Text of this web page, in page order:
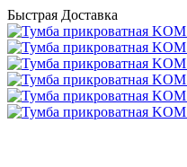
Быстрая Доставка